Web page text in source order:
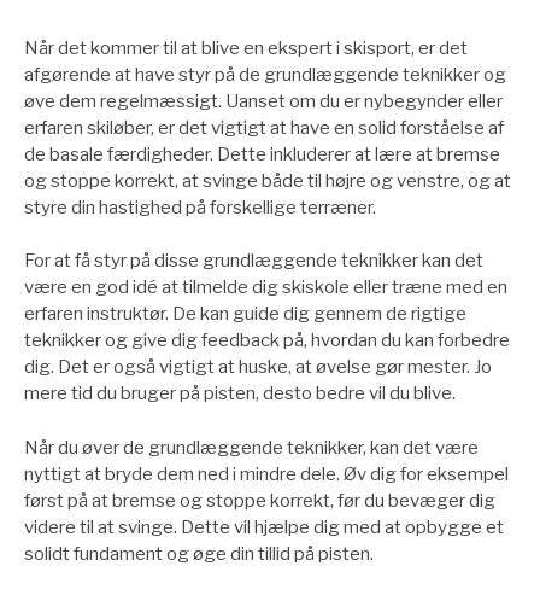
Når det kommer til at blive en ekspert i skisport, er det
afgørende at have styr på de grundlæggende teknikker og
øve dem regelmæssigt. Uanset om du er nybegynder eller
erfaren skiløber, er det vigtigt at have en solid forståelse af
de basale færdigheder. Dette inkluderer at lære at bremse
og stoppe korrekt, at svinge både til højre og venstre, og at
styre din hastighed på forskellige terræner.
For at få styr på disse grundlæggende teknikker kan det
være en god idé at tilmelde dig skiskole eller træne med en
erfaren instruktør. De kan guide dig gennem de rigtige
teknikker og give dig feedback på, hvordan du kan forbedre
dig. Det er også vigtigt at huske, at øvelse gør mester. Jo
mere tid du bruger på pisten, desto bedre vil du blive.
Når du øver de grundlæggende teknikker, kan det være
nyttigt at bryde dem ned i mindre dele. Øv dig for eksempel
først på at bremse og stoppe korrekt, før du bevæger dig
videre til at svinge. Dette vil hjælpe dig med at opbygge et
solidt fundament og øge din tillid på pisten.